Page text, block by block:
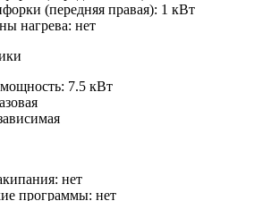
(передняя правая): 1 кВт
нагрева: нет
7.5 кВт
нет
программы: нет